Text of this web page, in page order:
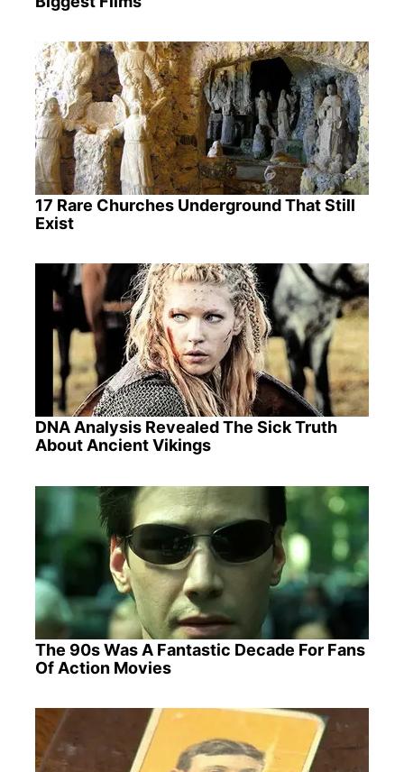
17 Rare Churches Underground That Still
Exist
DNA Analysis Revealed The Sick Truth
About Ancient Vikings
The 90s Was A Fantastic Decade For Fans
Of Action Movies